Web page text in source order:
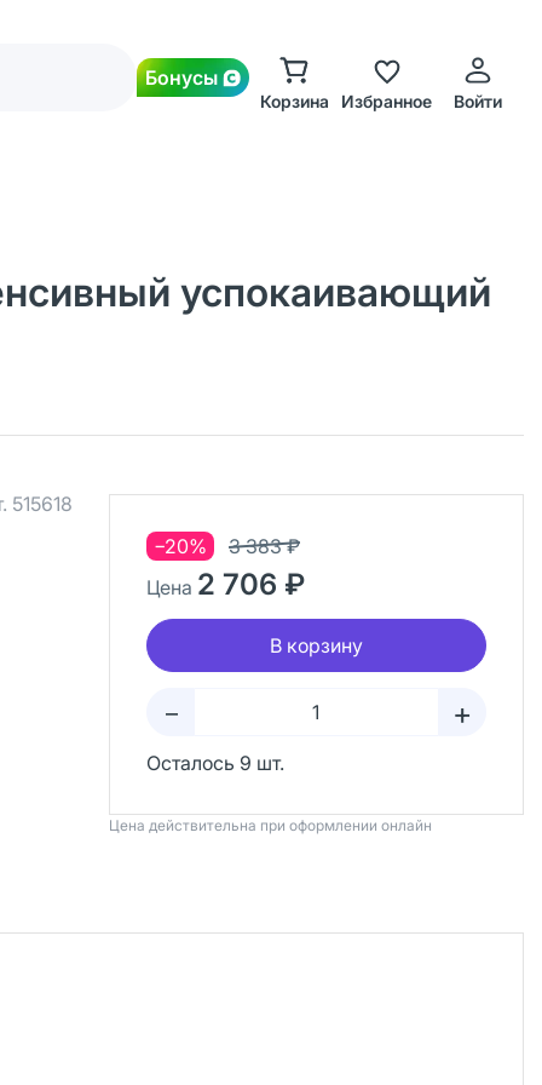
Бонусы
Корзина Избранное Войти
успокаивающий
515618
−20%
3 383 ₽
Цена 2 706 ₽
В корзину
– +
Осталось 9 шт.
Цена действительна при оформлении онлайн